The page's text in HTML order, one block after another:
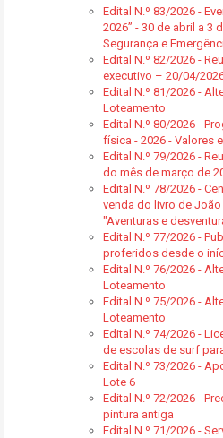
Edital N.º 83/2026 -
2026” - 30 de abril a 3
Segurança e
Edital N.º 82/2026 -
executivo – 20/04/
Edital N.º 81/2026 -
Loteamento
Edital N.º 80/2026 -
física - 2026 - Valores
Edital N.º 79/2026 -
do mês de março de
Edital N.º 78/2026 -
venda do livro de
"Aventuras e
Edital N.º 77/2026 -
proferidos desde o
Edital N.º 76/2026 -
Loteamento
Edital N.º 75/2026 -
Loteamento
Edital N.º 74/2026 -
de escolas de surf
Edital N.º 73/2026 -
Lote 6
Edital N.º 72/2026 -
pintura antiga
Edital N.º 71/2026 -